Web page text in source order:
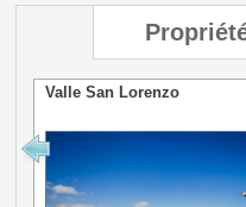
Valle San Lorenzo